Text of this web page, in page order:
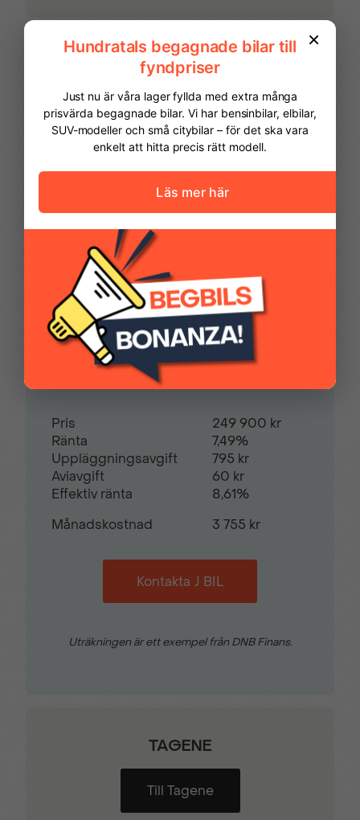
Navigation med
Parkeringssensor bak
Parkeringssensor fram Regnsensor
Start- & Stoppfunktion Stolvärme fram
Svensksåld
Yttertemperaturmätare
FINANSIERING
Vi hjälper dig att ordna finansiering av
månadskostnad och även göra en
ansökan online.
Kontantinsats62 475,00 kr
Avbetalningstid månader
Restvärde0%
Pris
249 900 kr
Ränta
7,49%
Uppläggningsavgift
795 kr
Aviavgift
60 kr
Effektiv ränta
8,61%
Månadskostnad
3 755 kr
Kontakta J BIL
Uträkningen är ett exempel från DNB Finans.
TAGENE
Till Tagene